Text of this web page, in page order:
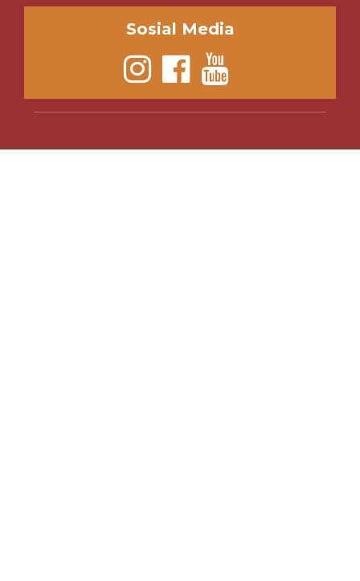
Sosial Media